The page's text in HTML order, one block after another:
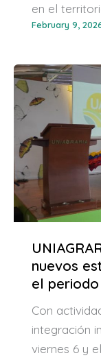
en el
February 9,
nuevos
el periodo
Con
integración
viernes 6 y